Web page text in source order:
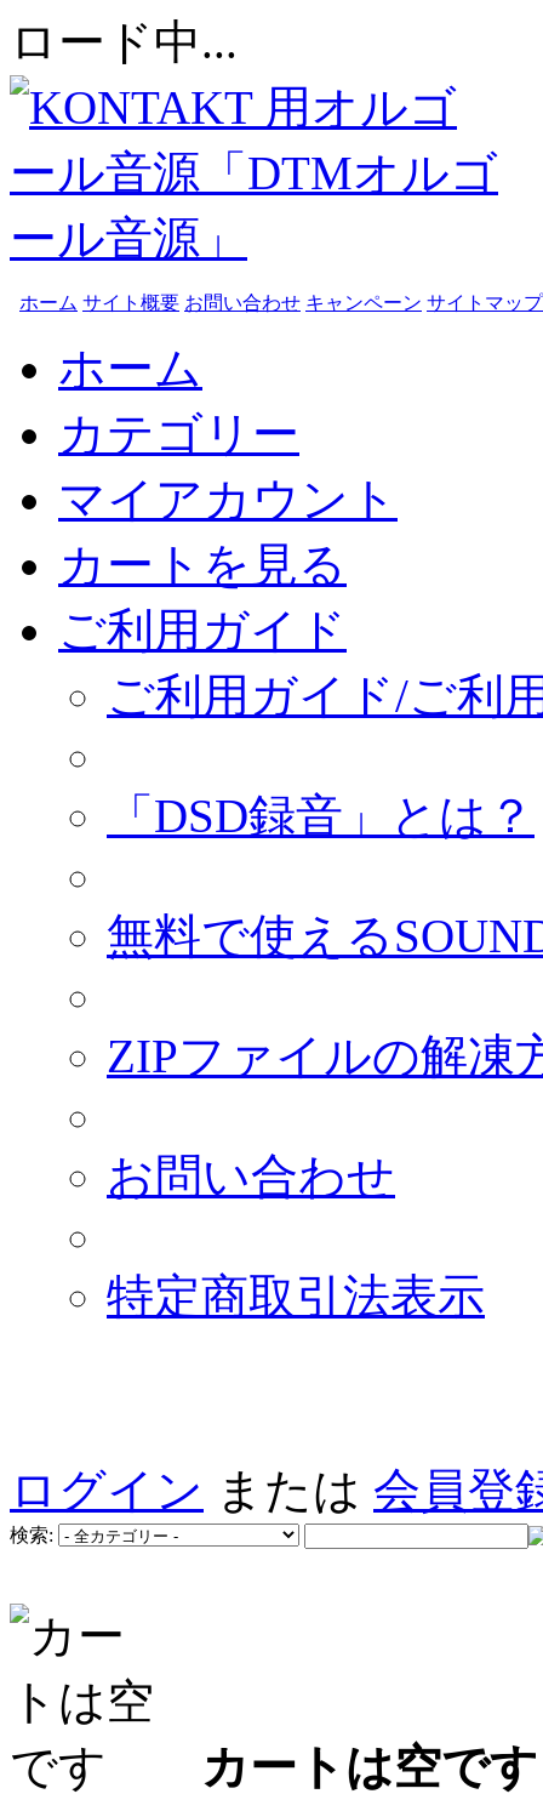
ロード中...
ホーム サイト概要 お問い合わせ キャンペーン サイトマップ
ホーム
カテゴリー
マイアカウント
カートを見る
ご利用ガイド
ご利用ガイド/ご利
「DSD録音」とは？
無料で使える
ZIPファイルの解凍
お問い合わせ
特定商取引法表示
ログイン または 会員登
検索:
カートは空です